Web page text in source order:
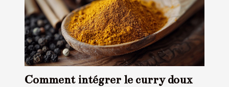
Comment intégrer le curry doux